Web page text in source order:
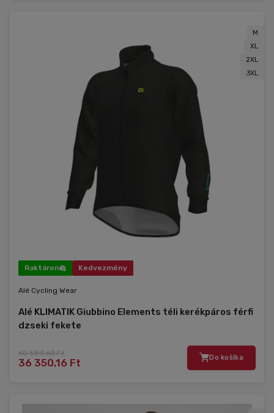
M
XL
2XL
3XL
Raktáron Kedvezmény
Alé Cycling Wear
Alé KLIMATIK Giubbino Elements téli kerékpáros férfi
dzseki fekete
60 583,60 Ft
36 350,16 Ft Do košíka